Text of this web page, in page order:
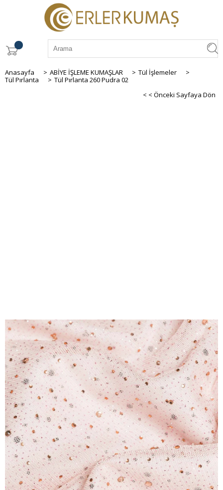
Anasayfa > ABİYE İŞLEME KUMAŞLAR > Tül İşlemeler
>
Tül Pırlanta
> Tül Pırlanta 260 Pudra 02
< < Önceki Sayfaya Dön